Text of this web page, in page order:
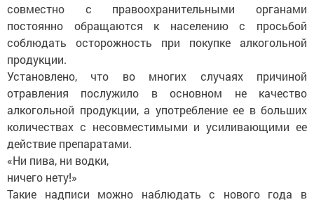
совместно с правоохранительными органами
постоянно обращаются к населению с просьбой
соблюдать осторожность при покупке алкогольной
продукции.
Установлено, что во многих случаях причиной
отравления послужило в основном не качество
алкогольной продукции, а употребление ее в больших
количествах с несовмес­тимыми и усиливающими ее
действие препаратами.
«Ни пива, ни водки,
ничего нету!»
Такие надписи можно наблюдать с нового года в